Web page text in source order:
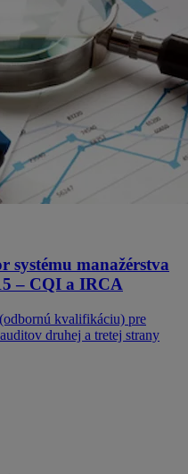
systému manažérstva
– CQI a IRCA
kvalifikáciu) pre
druhej a tretej strany